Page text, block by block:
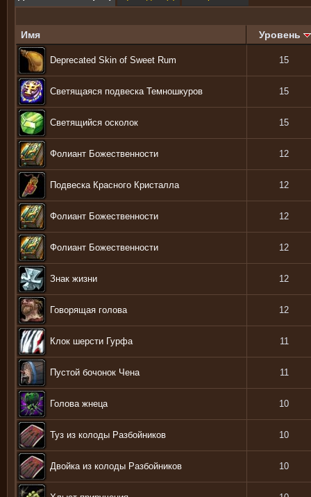
Имя Уровень
Deprecated Skin of Sweet Rum 15
Светящаяся подвеска Темношкуров 15
Светящийся осколок 15
Фолиант Божественности 12
Подвеска Красного Кристалла 12
Фолиант Божественности 12
Фолиант Божественности 12
Знак жизни 12
Говорящая голова 12
Клок шерсти Гурфа 11
Пустой бочонок Чена 11
Голова жнеца 10
Туз из колоды Разбойников 10
Двойка из колоды Разбойников 10